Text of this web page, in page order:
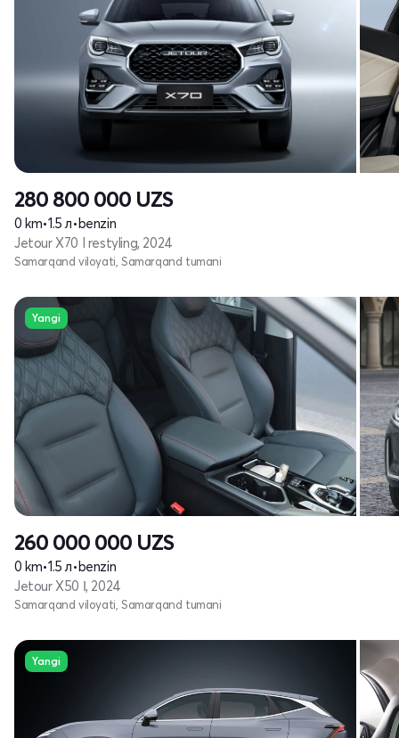
280 800 000 UZS
0 km•1.5 л•benzin
Jetour X70 I restyling, 2024
Samarqand viloyati, Samarqand tumani
Yangi
260 000 000 UZS
0 km•1.5 л•benzin
Jetour X50 Ι, 2024
Samarqand viloyati, Samarqand tumani
Yangi